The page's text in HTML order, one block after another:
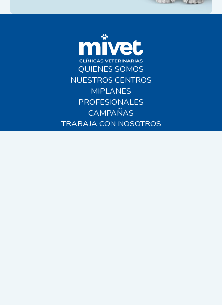
QUIENES SOMOS
NUESTROS CENTROS
MIPLANES
PROFESIONALES
CAMPAÑAS
TRABAJA CON NOSOTROS
BLOG